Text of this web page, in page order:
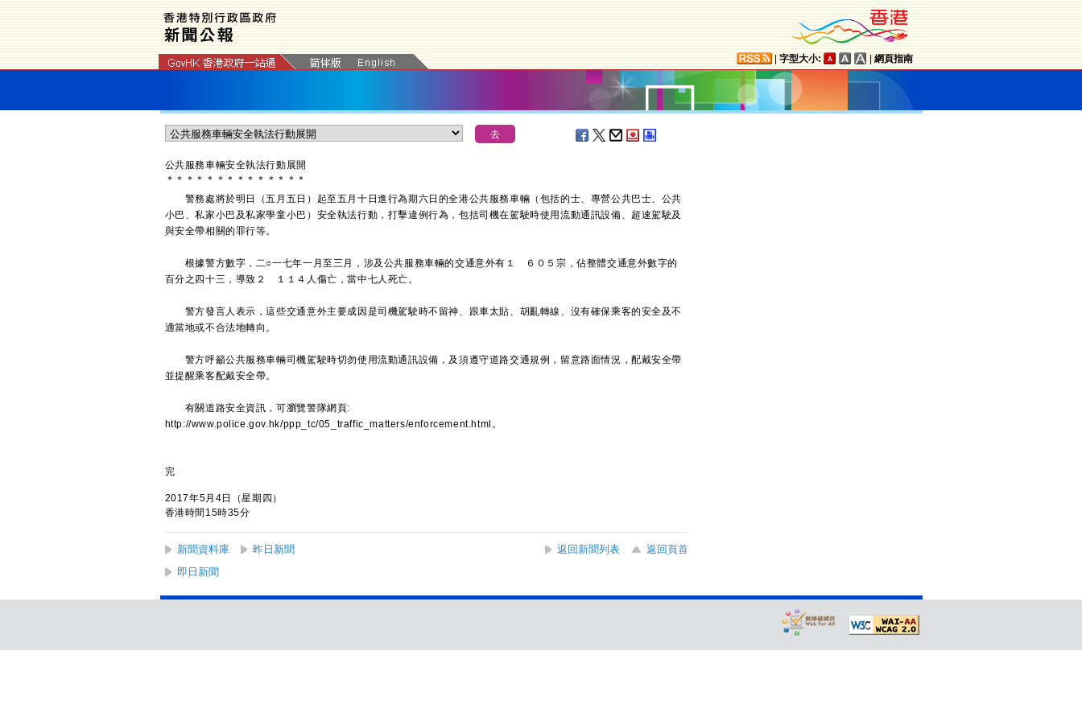
字型大小: 網頁指南
公共服務車輛安全執法行動展開
＊ ＊ ＊ ＊ ＊ ＊ ＊ ＊ ＊ ＊ ＊ ＊ ＊ ＊
警務處將於明日（五月五日）起至五月十日進行為期六日的全港公共服務車輛（包括的士、專營公共巴士、公共
小巴、私家小巴及私家學童小巴）安全執法行動，打擊違例行為，包括司機在駕駛時使用流動通訊設備、超速駕駛及
與安全帶相關的罪行等。
根據警方數字，二○一七年一月至三月，涉及公共服務車輛的交通意外有１ ６０５宗，佔整體交通意外數字的
百分之四十三，導致２ １１４人傷亡，當中七人死亡。
警方發言人表示，這些交通意外主要成因是司機駕駛時不留神、跟車太貼、胡亂轉線、沒有確保乘客的安全及不
適當地或不合法地轉向。
警方呼籲公共服務車輛司機駕駛時切勿使用流動通訊設備，及須遵守道路交通規例，留意路面情況，配戴安全帶
並提醒乘客配戴安全帶。
有關道路安全資訊，可瀏覽警隊網頁:
http://www.police.gov.hk/ppp_tc/05_traffic_matters/enforcement.html。
完
2017年5月4日（星期四）
香港時間15時35分
新聞資料庫 昨日新聞 返回新聞列表
返回頁首
即日新聞